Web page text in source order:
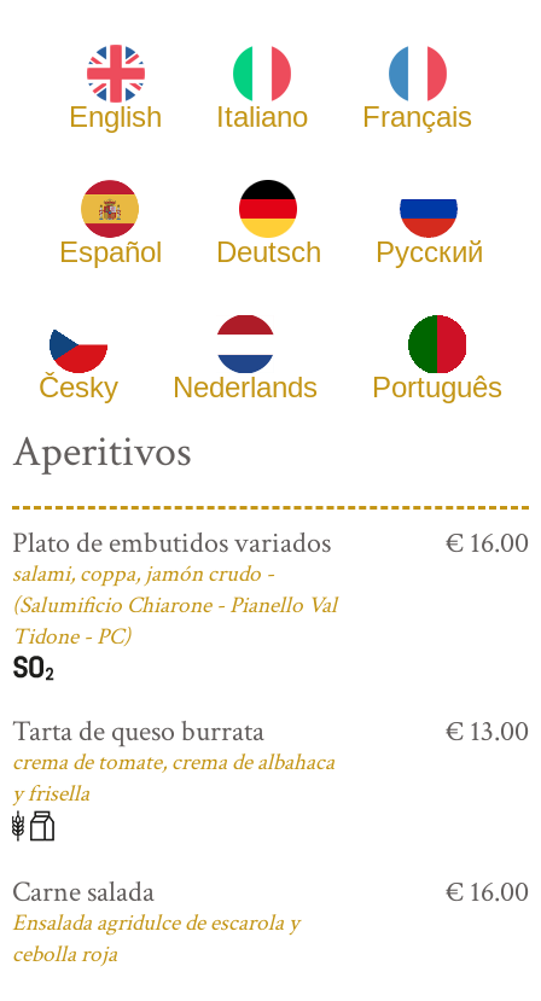
English Italiano Français
Español Deutsch Русский
Česky Nederlands Português
Aperitivos
Plato de embutidos variados
salami, coppa, jamón crudo -
(Salumificio Chiarone - Pianello Val
Tidone - PC)
€ 16.00
Tarta de queso burrata
crema de tomate, crema de albahaca
y frisella
€ 13.00
Carne salada
Ensalada agridulce de escarola y
cebolla roja
€ 16.00